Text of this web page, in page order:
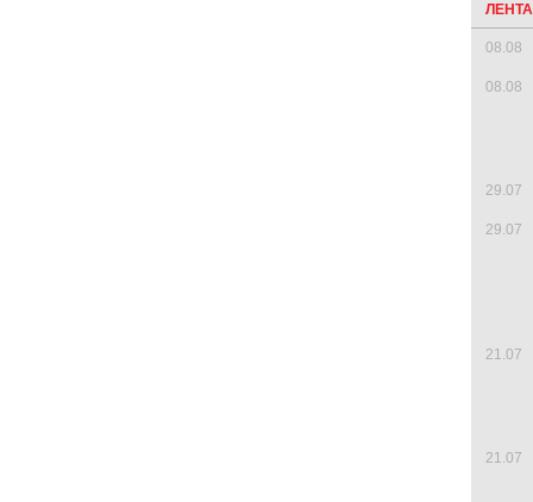
08.08
08.08
29.07
29.07
21.07
21.07